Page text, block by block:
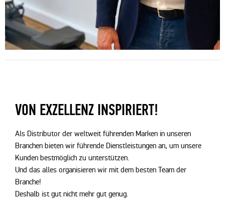
VON EXZELLENZ INSPIRIERT!
Als Distributor der weltweit führenden Marken in unseren
Branchen bieten wir führende Dienstleistungen an, um unsere
Kunden bestmöglich zu unterstützen.
Und das alles organisieren wir mit dem besten Team der
Branche!
Deshalb ist gut nicht mehr gut genug.